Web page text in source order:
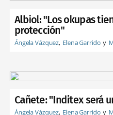
Albiol: "Los okupas
protección"
Ángela Vázquez Elena Garrido
Cañete: "Inditex será
Ángela Vázquez Elena Garrido